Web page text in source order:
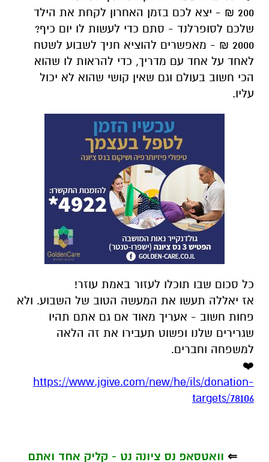
200 ₪ - יצא לכם בזמן האחרון לקחת את הילד
שלכם לסופרלנד - סתם כדי לעשות לו יום כיף?
2000 ₪ - מאפשרים להוציא חניך לשבוע לשטח
לאחד על אחד עם מדריך, כדי להראות לו שהוא
הכי חשוב בעולם וגם שאין קושי שהוא לא יכול
עליו.
כל סכום שבו תוכלו לעזור באמת עוזר!
אז יאללה תעשו את המעשה הטוב של השבוע. ולא
פחות חשוב - אעריך מאוד אם גם אתם תהיו
שגרירים שלנו ופשוט תעבירו את זה הלאה
למשפחה וחברים.
❤️
https://www.jgive.com/new/he/ils/donation-
targets/78106
⇐ וואטסאפ נס ציונה נט - קליק אחד ואתם